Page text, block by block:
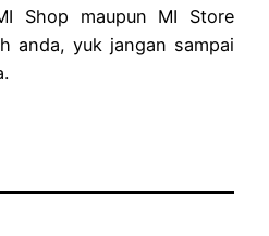
Shop maupun MI Store
anda, yuk jangan sampai